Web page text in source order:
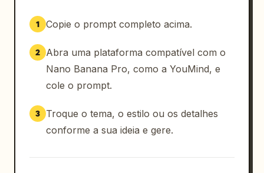
1 Copie o prompt completo acima.
2
Abra uma plataforma compatível com o
Nano Banana Pro, como a YouMind, e
cole o prompt.
3
Troque o tema, o estilo ou os detalhes
conforme a sua ideia e gere.